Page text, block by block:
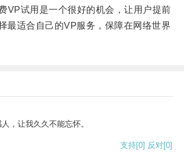
试用是一个很好的机会，让用户提前
最适合自己的VP服务，保障在网络世界
，让我久久不能忘怀。
支持[0] 反对[0]